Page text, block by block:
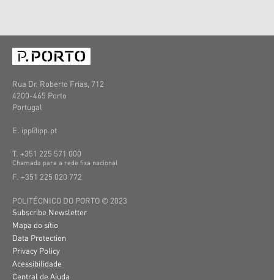
Rua Dr. Roberto Frias, 712
4200-465 Porto
Portugal
E. ipp@ipp.pt
T. +351 225 571 000
Chamada para a rede fixa nacional
F. +351 225 020 772
POLITÉCNICO DO PORTO © 2023
Subscribe Newsletter
Mapa do sítio
Data Protection
Privacy Policy
Acessibilidade
Central de Ajuda